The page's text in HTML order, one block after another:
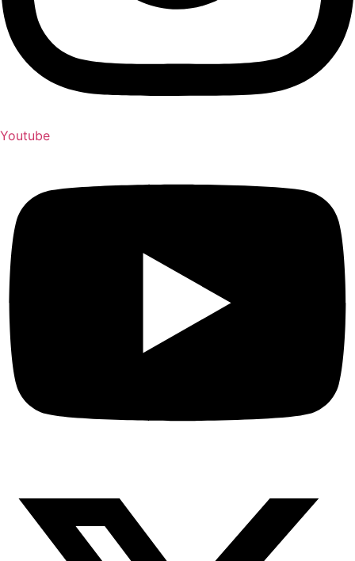
Youtube